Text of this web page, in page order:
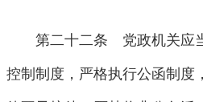
第二十二条 党政机关应当
控制制度，严格执行公函制度